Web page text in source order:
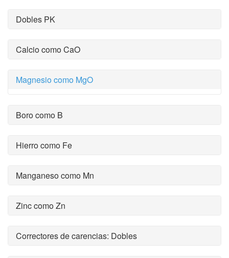
Dobles PK
Calcio como CaO
Magnesio como MgO
Boro como B
Hierro como Fe
Manganeso como Mn
Zinc como Zn
Correctores de carencias: Dobles